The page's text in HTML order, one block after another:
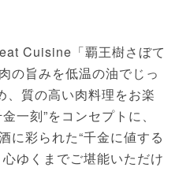
Cuisine「覇王樹さぼて
の旨みを低温の油でじっ
、質の高い肉料理をお楽
一刻”をコンセプトに、
に彩られた“千金に値する
ゆくまでご堪能いただけ